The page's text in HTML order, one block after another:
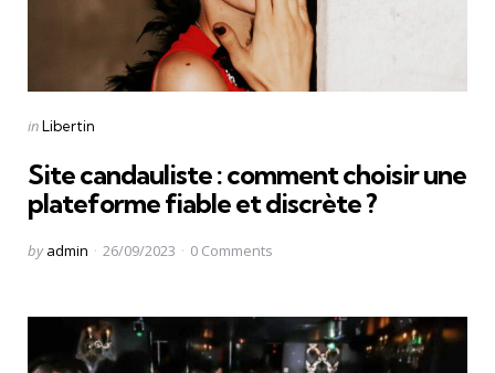
Categories
Posted
inLibertin
Site candauliste : comment choisir une
plateforme fiable et discrète ?
Posted
by admin 26/09/2023 0 Comments